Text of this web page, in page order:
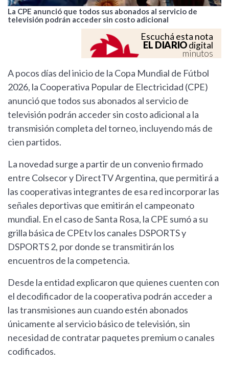
La CPE anunció que todos sus abonados al servicio de
televisión podrán acceder sin costo adicional
Escuchá esta nota
EL DIARIOdigital
minutos
A pocos días del inicio de la Copa Mundial de Fútbol
2026, la Cooperativa Popular de Electricidad (CPE)
anunció que todos sus abonados al servicio de
televisión podrán acceder sin costo adicional a la
transmisión completa del torneo, incluyendo más de
cien partidos.
La novedad surge a partir de un convenio firmado
entre Colsecor y DirectTV Argentina, que permitirá a
las cooperativas integrantes de esa red incorporar las
señales deportivas que emitirán el campeonato
mundial. En el caso de Santa Rosa, la CPE sumó a su
grilla básica de CPEtv los canales DSPORTS y
DSPORTS 2, por donde se transmitirán los
encuentros de la competencia.
Desde la entidad explicaron que quienes cuenten con
el decodificador de la cooperativa podrán acceder a
las transmisiones aun cuando estén abonados
únicamente al servicio básico de televisión, sin
necesidad de contratar paquetes premium o canales
codificados.